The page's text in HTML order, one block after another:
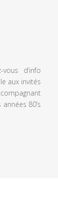
d’info
aux invités
80’s